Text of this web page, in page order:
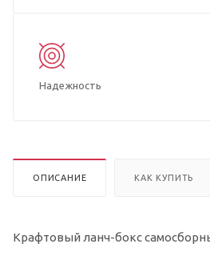
Надежность
ОПИСАНИЕ КАК КУПИТЬ
Крафтовый ланч-бокс